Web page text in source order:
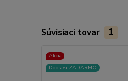
Súvisiaci tovar 1
Akcia
Doprava ZADARMO